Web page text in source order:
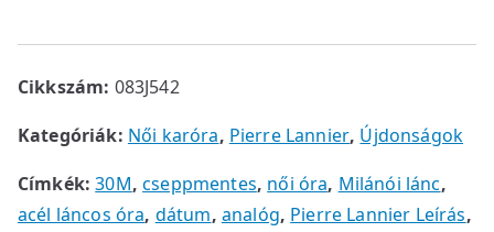
Cikkszám: 083J542
Kategóriák: Női karóra, Pierre Lannier, Újdonságok
Címkék:30M,cseppmentes, női óra, Milánói lánc,
acél láncos óra, dátum, analóg, Pierre Lannier Leírás,